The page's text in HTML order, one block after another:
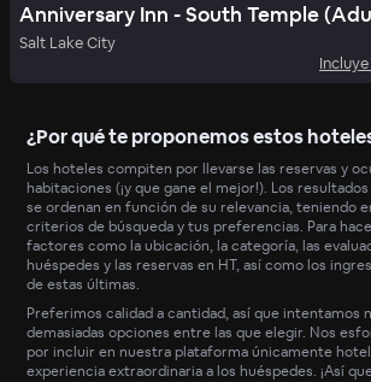
Anniversary Inn - South Temple
Salt Lake City
¿Por qué te proponemos estos
Los hoteles compiten por llevarse las reservas y
habitaciones (¡y que gane el mejor!). Los
se ordenan en función de su relevancia, teniendo
criterios de búsqueda y tus preferencias. Para
factores como la ubicación, la categoría, las
huéspedes y las reservas en HT, así como los
de estas últimas.
Preferimos calidad a cantidad, así que intentamos
demasiadas opciones entre las que elegir. Nos
por incluir en nuestra plataforma únicamente
experiencia extraordinaria a los huéspedes. ¡Así